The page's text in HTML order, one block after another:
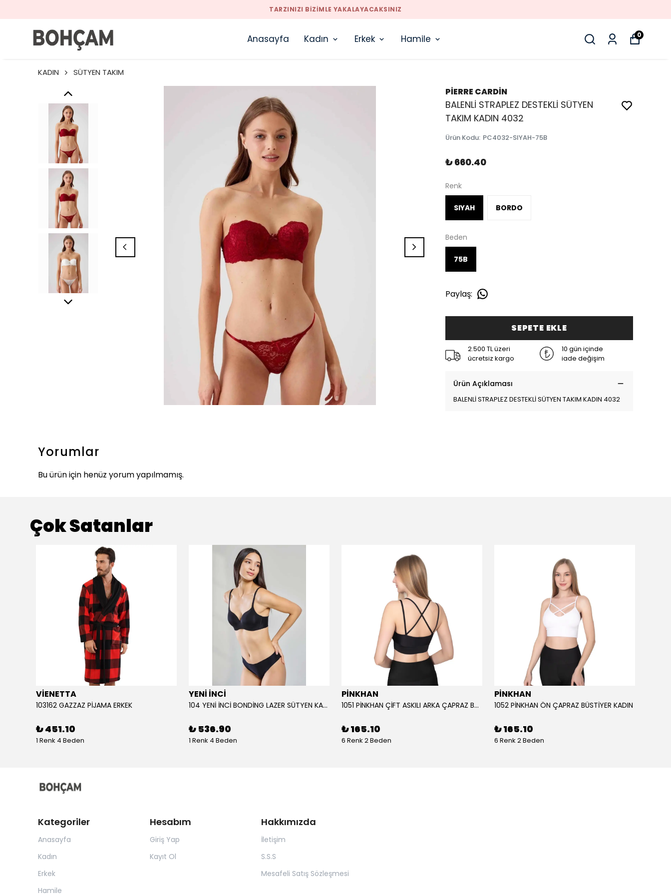
TARZINIZI BIZIMLE YAKALAYACAKSINIZ
Anasayfa Kadın Erkek Hamile 0
KADIN SÜTYEN TAKIM
PİERRE CARDİN
BALENLİ STRAPLEZ DESTEKLİ SÜTYEN
TAKIM KADIN 4032
Ürün Kodu: PC4032-SIYAH-75B
₺ 660.40
Renk
SIYAH BORDO
Beden
75B
Paylaş:
SEPETE EKLE
2.500 TL üzeri
ücretsiz kargo
10 gün içinde
iade değişim
Ürün Açıklaması
BALENLİ STRAPLEZ DESTEKLİ SÜTYEN TAKIM KADIN 4032
Yorumlar
Bu ürün için henüz yorum yapılmamış.
Çok Satanlar
VİENETTA
103162 GAZZAZ PİJAMA ERKEK
₺ 451.10
1 Renk 4 Beden
YENİ İNCİ
104 YENİ İNCİ BONDİNG LAZER SÜTYEN KADIN
₺ 536.90
1 Renk 4 Beden
PİNKHAN
1051 PİNKHAN ÇİFT ASKILI ARKA ÇAPRAZ BÜSTİYER KADI
₺ 165.10
6 Renk 2 Beden
PİNKHAN
1052 PİNKHAN ÖN ÇAPRAZ BÜSTİYER KADIN
₺ 165.10
6 Renk 2 Beden
Kategoriler
Anasayfa
Kadın
Erkek
Hamile
Hesabım
Giriş Yap
Kayıt Ol
Hakkımızda
İletişim
S.S.S
Mesafeli Satış Sözleşmesi